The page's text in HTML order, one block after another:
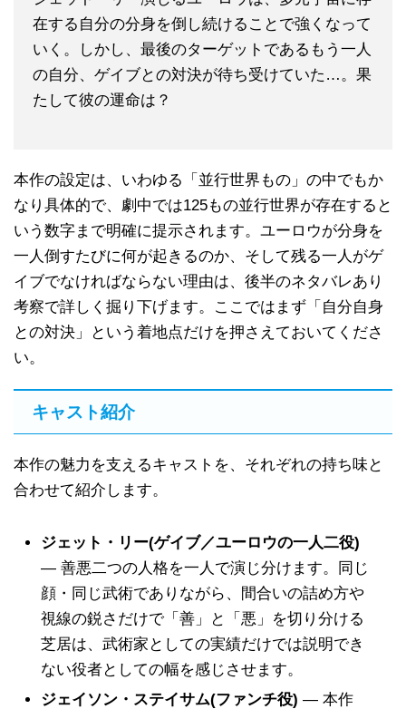
在する自分の分身を倒し続けることで強くなって
いく。しかし、最後のターゲットであるもう一人
の自分、ゲイブとの対決が待ち受けていた…。果
たして彼の運命は？
本作の設定は、いわゆる「並行世界もの」の中でもか
なり具体的で、劇中では125もの並行世界が存在すると
いう数字まで明確に提示されます。ユーロウが分身を
一人倒すたびに何が起きるのか、そして残る一人がゲ
イブでなければならない理由は、後半のネタバレあり
考察で詳しく掘り下げます。ここではまず「自分自身
との対決」という着地点だけを押さえておいてくださ
い。
キャスト紹介
本作の魅力を支えるキャストを、それぞれの持ち味と
合わせて紹介します。
ジェット・リー(ゲイブ／ユーロウの一人二役)
— 善悪二つの人格を一人で演じ分けます。同じ
顔・同じ武術でありながら、間合いの詰め方や
視線の鋭さだけで「善」と「悪」を切り分ける
芝居は、武術家としての実績だけでは説明でき
ない役者としての幅を感じさせます。
ジェイソン・ステイサム(ファンチ役) — 本作